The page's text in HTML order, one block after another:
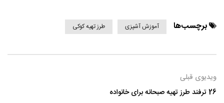
برچسب‌ها آموزش آشپزی طرز تهیه کوکی
ویدیوی قبلی
26 ترفند طرز تهیه صبحانه برای خانواده